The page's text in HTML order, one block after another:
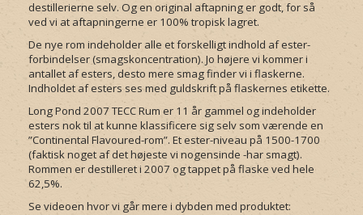
destillerierne selv. Og en original aftapning er godt, for så
ved vi at aftapningerne er 100% tropisk lagret.
De nye rom indeholder alle et forskelligt indhold af ester-
forbindelser (smagskoncentration). Jo højere vi kommer i
antallet af esters, desto mere smag finder vi i flaskerne.
Indholdet af esters ses med guldskrift på flaskernes etikette.
Long Pond 2007 TECC Rum er 11 år gammel og indeholder
esters nok til at kunne klassificere sig selv som værende en
”Continental Flavoured-rom”. Et ester-niveau på 1500-1700
(faktisk noget af det højeste vi nogensinde -har smagt).
Rommen er destilleret i 2007 og tappet på flaske ved hele
62,5%.
Se videoen hvor vi går mere i dybden med produktet: